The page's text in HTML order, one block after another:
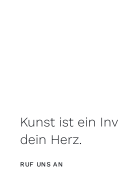
Kunst ist ein
dein Herz.
RUF UNS AN